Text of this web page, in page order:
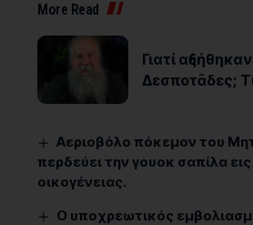
More Read
Γιατί
Δεσποτᾶδες;
Αεριοβόλο πόκεμον του
περδεύει την γουοκ σαπίλα
οικογένειας.
Ο υποχρεωτικός